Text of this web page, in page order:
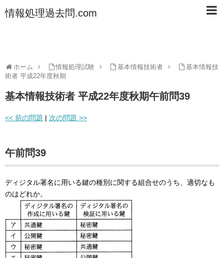
情報処理過去問.com
ホーム 情報処理試験 基本情報技術者
基本情報技
術者 平成22年度秋期
基本情報技術者 平成22年度秋期午前問39
<< 前の問題 | 次の問題 >>
午前問39
ディジタル署名に用いる鍵の種別に関する組合せのうち、適切なも
のはどれか。